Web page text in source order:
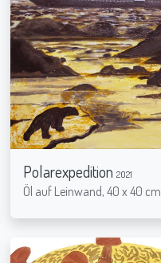
Polarexpedition 2021
Öl auf Leinwand, 40 x 40 cm